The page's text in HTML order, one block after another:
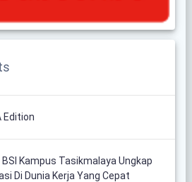
Edition
Kampus Tasikmalaya Ungkap
Di Dunia Kerja Yang Cepat